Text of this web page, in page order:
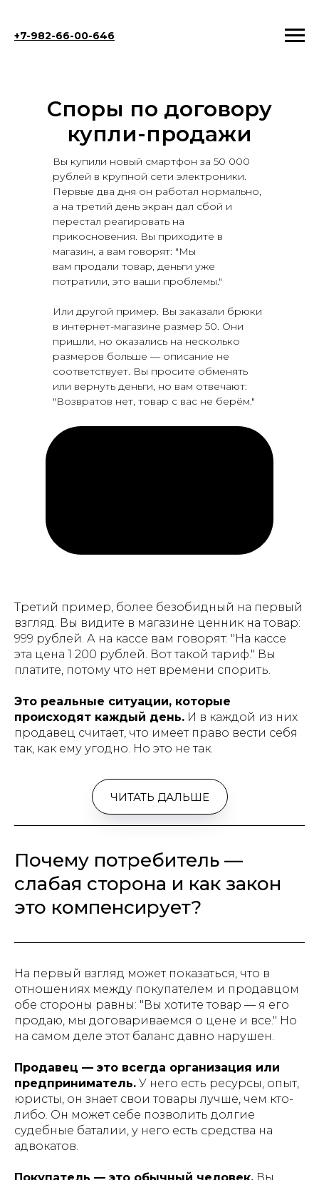
+7-982-66-00-646
Споры по договору
купли-продажи
Вы купили новый смартфон за 50 000
рублей в крупной сети электроники.
Первые два дня он работал нормально,
а на третий день экран дал сбой и
перестал реагировать на
прикосновения. Вы приходите в
магазин, а вам говорят: "Мы
вам продали товар, деньги уже
потратили, это ваши проблемы."
Или другой пример. Вы заказали брюки
в интернет-магазине размер 50. Они
пришли, но оказались на несколько
размеров больше — описание не
соответствует. Вы просите обменять
или вернуть деньги, но вам отвечают:
"Возвратов нет, товар с вас не берём."
Третий пример, более безобидный на первый
взгляд. Вы видите в магазине ценник на товар:
999 рублей. А на кассе вам говорят: "На кассе
эта цена 1 200 рублей. Вот такой тариф." Вы
платите, потому что нет времени спорить.
Это реальные ситуации, которые
происходят каждый день. И в каждой из них
продавец считает, что имеет право вести себя
так, как ему угодно. Но это не так.
ЧИТАТЬ ДАЛЬШЕ
Почему потребитель —
слабая сторона и как закон
это компенсирует?
На первый взгляд может показаться, что в
отношениях между покупателем и продавцом
обе стороны равны: "Вы хотите товар — я его
продаю, мы договариваемся о цене и все." Но
на самом деле этот баланс давно нарушен.
Продавец — это всегда организация или
предприниматель. У него есть ресурсы, опыт,
юристы, он знает свои товары лучше, чем кто-
либо. Он может себе позволить долгие
судебные баталии, у него есть средства на
адвокатов.